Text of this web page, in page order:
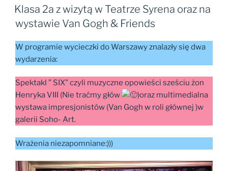
W
Klasa 2a z wizytą w Teatrze Syrena oraz na
wystawie Van Gogh & Friends
W programie wycieczki do Warszawy znalazły się dwa
wydarzenia:
Spektakl ” SIX” czyli muzyczne opowieści sześciu żon
Henryka VIII (Nie traćmy głów
)oraz multimedialna
wystawa impresjonistów (Van Gogh w roli głównej )w
galerii Soho- Art.
Wrażenia niezapomniane:)))